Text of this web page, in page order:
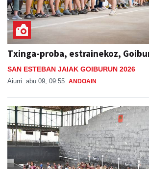
Txinga-proba, estrainekoz,
SAN ESTEBAN JAIAK GOIBURUN 2026
Aiurri abu 09, 09:55 ANDOAIN